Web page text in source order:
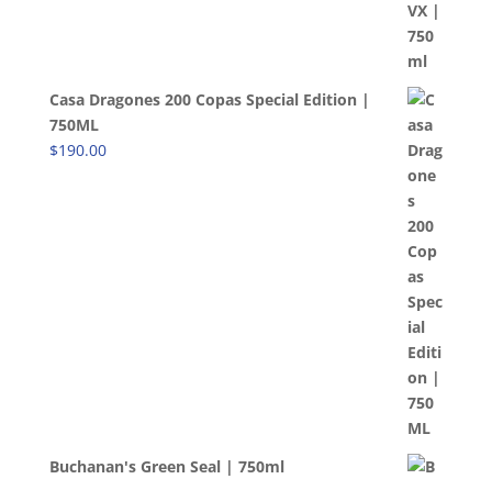
Casa Dragones 200 Copas Special Edition |
750ML
$190.00
Buchanan's Green Seal | 750ml